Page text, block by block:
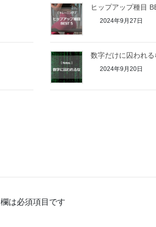
ヒップアップ種目
2024年9月27日
数字だけに囚われる
2024年9月20日
は必須項目です